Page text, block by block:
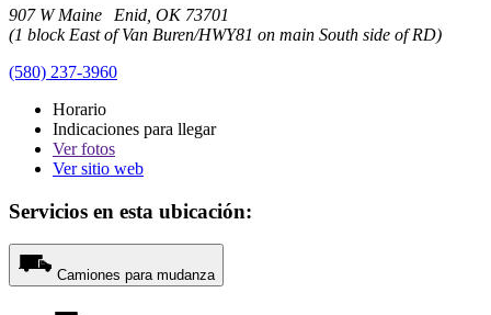
907 W Maine Enid, OK 73701
(1 block East of Van Buren/HWY81 on main South side of RD)
(580) 237-3960
Horario
Indicaciones para llegar
Verfotos
Ver sitio web
Servicios en esta ubicación:
Camiones para mudanza